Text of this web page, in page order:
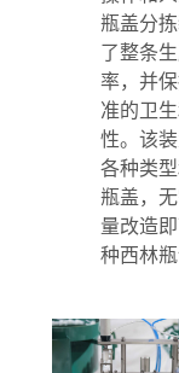
瓶盖分
了整条
率，并
准的卫
性。该
各种类
瓶盖，
量改造
种西林瓶